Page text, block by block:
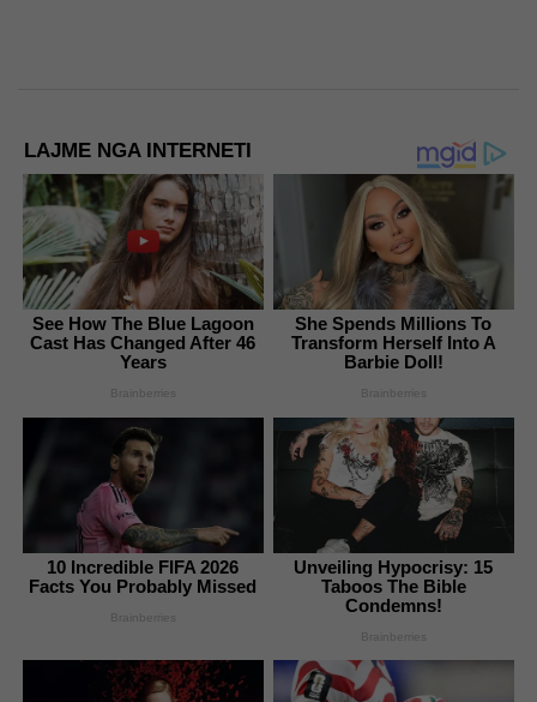
LAJME NGA INTERNETI
See How The Blue Lagoon
Cast Has Changed After 46
Years
Brainberries
She Spends Millions To
Transform Herself Into A
Barbie Doll!
Brainberries
10 Incredible FIFA 2026
Facts You Probably Missed
Brainberries
Unveiling Hypocrisy: 15
Taboos The Bible
Condemns!
Brainberries